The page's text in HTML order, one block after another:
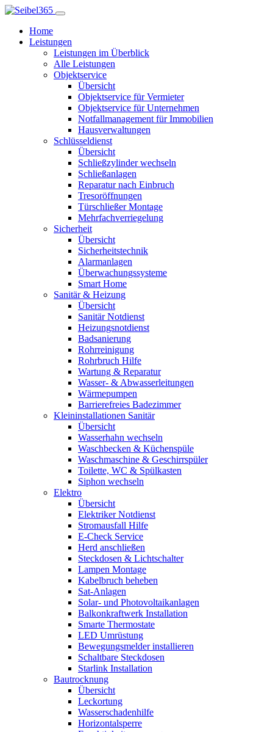
Home
Leistungen
Leistungen im Überblick
Alle Leistungen
Objektservice
Übersicht
Objektservice für Vermieter
Objektservice für Unternehmen
Notfallmanagement für Immobilien
Hausverwaltungen
Schlüsseldienst
Übersicht
Schließzylinder wechseln
Schließanlagen
Reparatur nach Einbruch
Tresoröffnungen
Türschließer Montage
Mehrfachverriegelung
Sicherheit
Übersicht
Sicherheitstechnik
Alarmanlagen
Überwachungssysteme
Smart Home
Sanitär & Heizung
Übersicht
Sanitär Notdienst
Heizungsnotdienst
Badsanierung
Rohrreinigung
Rohrbruch Hilfe
Wartung & Reparatur
Wasser- & Abwasserleitungen
Wärmepumpen
Barrierefreies Badezimmer
Kleininstallationen Sanitär
Übersicht
Wasserhahn wechseln
Waschbecken & Küchenspüle
Waschmaschine & Geschirrspüler
Toilette, WC & Spülkasten
Siphon wechseln
Elektro
Übersicht
Elektriker Notdienst
Stromausfall Hilfe
E-Check Service
Herd anschließen
Steckdosen & Lichtschalter
Lampen Montage
Kabelbruch beheben
Sat-Anlagen
Solar- und Photovoltaikanlagen
Balkonkraftwerk Installation
Smarte Thermostate
LED Umrüstung
Bewegungsmelder installieren
Schaltbare Steckdosen
Starlink Installation
Bautrocknung
Übersicht
Leckortung
Wasserschadenhilfe
Horizontalsperre